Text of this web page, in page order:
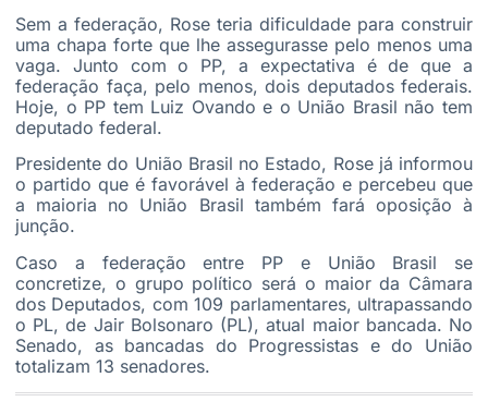
Sem a federação, Rose teria dificuldade para construir
uma chapa forte que lhe assegurasse pelo menos uma
vaga. Junto com o PP, a expectativa é de que a
federação faça, pelo menos, dois deputados federais.
Hoje, o PP tem Luiz Ovando e o União Brasil não tem
deputado federal.
Presidente do União Brasil no Estado, Rose já informou
o partido que é favorável à federação e percebeu que
a maioria no União Brasil também fará oposição à
junção.
Caso a federação entre PP e União Brasil se
concretize, o grupo político será o maior da Câmara
dos Deputados, com 109 parlamentares, ultrapassando
o PL, de Jair Bolsonaro (PL), atual maior bancada. No
Senado, as bancadas do Progressistas e do União
totalizam 13 senadores.